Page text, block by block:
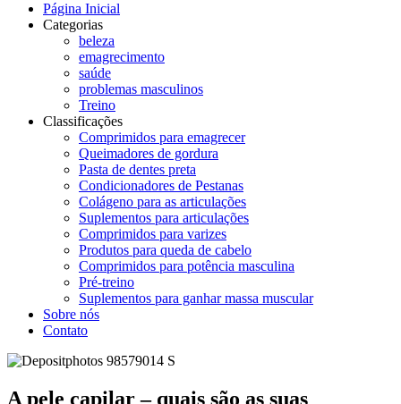
Página Inicial
Categorias
beleza
emagrecimento
saúde
problemas masculinos
Treino
Classificações
Comprimidos para emagrecer
Queimadores de gordura
Pasta de dentes preta
Condicionadores de Pestanas
Colágeno para as articulações
Suplementos para articulações
Comprimidos para varizes
Produtos para queda de cabelo
Comprimidos para potência masculina
Pré-treino
Suplementos para ganhar massa muscular
Sobre nós
Contato
A pele capilar – quais são as suas